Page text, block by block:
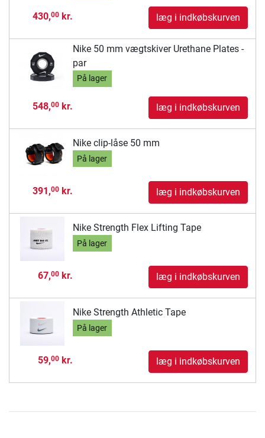
430,00kr. læg i indkøbskurven
Nike 50 mm vægtskiver Urethane Plates -
par
På lager
548,00kr. læg i indkøbskurven
Nike clip-låse 50 mm
På lager
391,00kr. læg i indkøbskurven
Nike Strength Flex Lifting Tape
På lager
67,00kr. læg i indkøbskurven
Nike Strength Athletic Tape
På lager
59,00kr. læg i indkøbskurven